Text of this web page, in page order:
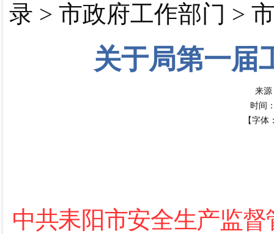
录 > 市政府工作部门 >
关于局第一届
来源
时间
【字体
中共耒阳市安全生产监